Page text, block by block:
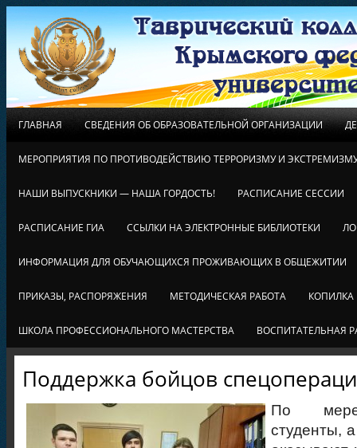
ГЛАВНАЯ СВЕДЕНИЯ ОБ ОБРАЗОВАТЕЛЬНОЙ ОРГАНИЗАЦИИ
МЕРОПРИЯТИЯ ПО ПРОТИВОДЕЙСТВИЮ ТЕРРОРИЗМУ И
НАШИ ВЫПУСКНИКИ — НАША ГОРДОСТЬ! РАСПИСАНИЕ СЕССИИ
РАСПИСАНИЕ ГИА ССЫЛКИ НА ЭЛЕКТРОННЫЕ БИБЛИОТЕКИ
ИНФОРМАЦИЯ ДЛЯ ОБУЧАЮЩИХСЯ ПРОЖИВАЮЩИХ В ОБЩЕЖИТИИ
ПРИКАЗЫ, РАСПОРЯЖЕНИЯ МЕТОДИЧЕСКАЯ РАБОТА КОПИЛКА
ШКОЛА ПРОФЕССИОНАЛЬНОГО МАСТЕРСТВА ВОСПИТАТЕЛЬНАЯ
Поддержка бойцов
По мере
студенты,